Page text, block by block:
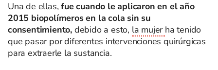
Una de ellas,fue cuando le aplicaron en el año
2015 biopolímeros en la cola sin su
consentimiento, debido a esto, la mujer ha tenido
que pasar por diferentes intervenciones quirúrgicas
para extraerle la sustancia.